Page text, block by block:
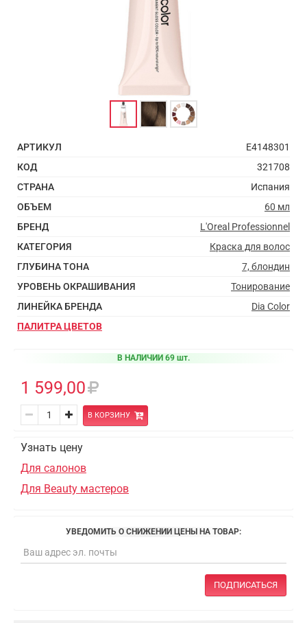
АРТИКУЛ
E4148301
КОД
321708
СТРАНА
Испания
ОБЪЕМ
60 мл
БРЕНД
L'Oreal Professionnel
КАТЕГОРИЯ
Краска для волос
ГЛУБИНА ТОНА
7, блондин
УРОВЕНЬ ОКРАШИВАНИЯ
Тонирование
ЛИНЕЙКА БРЕНДА
Dia Color
ПАЛИТРА ЦВЕТОВ
В НАЛИЧИИ 69 шт.
1 599,00
В КОРЗИНУ
Узнать цену
Для салонов
Для Beauty мастеров
УВЕДОМИТЬ О СНИЖЕНИИ ЦЕНЫ НА ТОВАР:
ПОДПИСАТЬСЯ